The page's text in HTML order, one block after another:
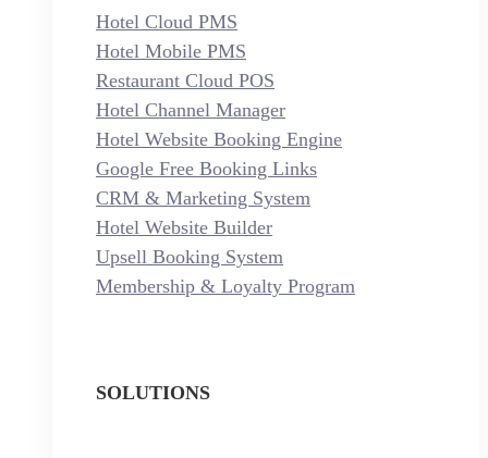
Hotel Cloud PMS
Hotel Mobile PMS
Restaurant Cloud POS
Hotel Channel Manager
Hotel Website Booking Engine
Google Free Booking Links
CRM & Marketing System
Hotel Website Builder
Upsell Booking System
Membership & Loyalty Program
SOLUTIONS